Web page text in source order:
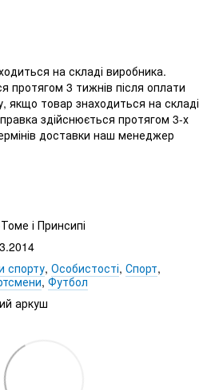
на складі виробника.
протягом 3 тижнів після оплати
якщо товар знаходиться на складі
здійснюється протягом 3-х
доставки наш менеджер
і Принсипі
спорту, Особистості, Спорт,
, Футбол
аркуш